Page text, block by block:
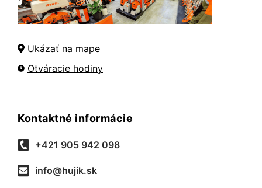
Ukázať na mape
Otváracie hodiny
Kontaktné informácie
+421 905 942 098
info@hujik.sk